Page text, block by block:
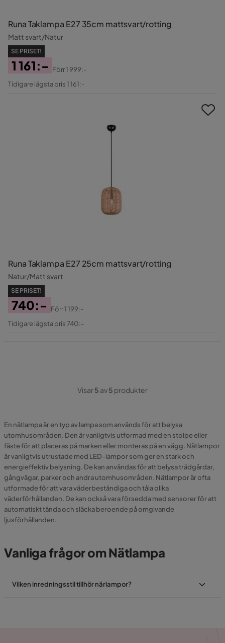
Runa Taklampa E27 35cm mattsvart/rotting
Matt svart/Natur
SE PRISET!
Pris
1 161:-
Original
Förr1 999:-
Tidigare lägsta pris 1 161:-
Runa Taklampa E27 25cm mattsvart/rotting
Natur/Matt svart
SE PRISET!
Pris
740:-
Original
Förr1 199:-
Tidigare lägsta pris 740:-
Visar5 av5 produkter
En nätlampa är en typ av lampa som används för att belysa
utomhusområden. Den är vanligtvis utformad med en stolpe eller
fäste för att placeras på marken eller monteras på en vägg. Nätlampor
är vanligtvis utrustade med LED-lampor som ger en stark och
energieffektiv belysning. De kan användas för att belysa trädgårdar,
gångvägar, parker och andra utomhusområden. Nätlampor är ofta
utformade för att vara väderbeständiga och tåla olika
väderförhållanden. De kan också vara försedda med sensorer för att
automatiskt tända och släcka beroende på omgivande
ljusförhållanden.
Vanliga frågor om Nätlampa
Vilken inredningsstil tillhör närlampor?